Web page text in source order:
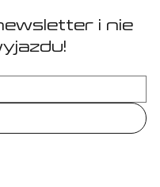
Sport Planet -
biletów lotniczych -
i nie